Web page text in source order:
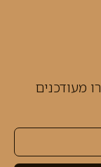
מעודכנים